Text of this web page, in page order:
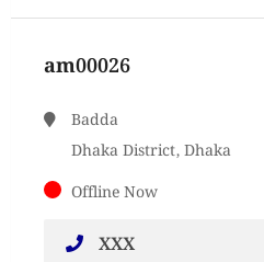
am00026
Badda
Dhaka District, Dhaka
Offline Now
XXX